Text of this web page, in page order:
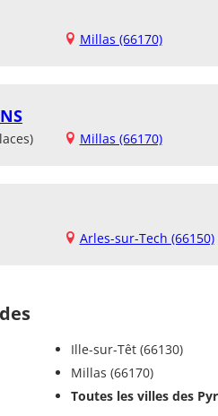
Millas (66170)
Millas (66170)
Arles-sur-Tech (66150)
Ille-sur-Têt (66130)
Millas (66170)
Toutes les villes des